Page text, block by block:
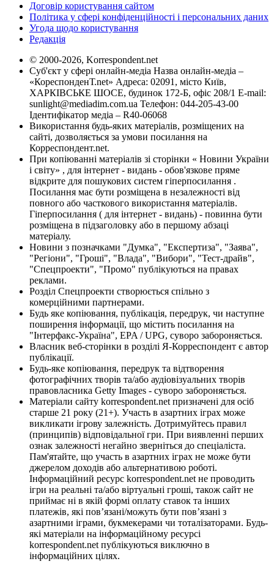
Договір користування сайтом
Політика у сфері конфіденційності і персональних даних
Угода щодо користування
Редакція
© 2000-2026, Korrespondent.net
Суб'єкт у сфері онлайн-медіа Назва онлайн-медіа –
«КореспонденТ.net» Адреса: 02091, місто Київ,
ХАРКІВСЬКЕ ШОСЕ, будинок 172-Б, офіс 208/1 E-mail:
sunlight@mediadim.com.ua Телефон: 044-205-43-00
Ідентифікатор медіа – R40-06068
Використання будь-яких матеріалів, розміщених на
сайті, дозволяється за умови посилання на
Корреспондент.net.
При копіюванні матеріалів зі сторінки « Новини України
і світу» , для інтернет - видань - обов'язкове пряме
відкрите для пошукових систем гіперпосилання .
Посилання має бути розміщена в незалежності від
повного або часткового використання матеріалів.
Гіперпосилання ( для інтернет - видань) - повинна бути
розміщена в підзаголовку або в першому абзаці
матеріалу.
Новини з позначками "Думка", "Експертиза", "Заява",
"Регіони", "Гроші", "Влада", "Вибори", "Тест-драйв",
"Спецпроекти", "Промо" публікуються на правах
реклами.
Розділ Спецпроекти створюється спільно з
комерційними партнерами.
Будь яке копіювання, публікація, передрук, чи наступне
поширення інформації, що містить посилання на
"Інтерфакс-Україна", EPA / UPG, суворо забороняється.
Власник веб-сторінки в розділі Я-Корреспондент є автор
публікації.
Будь-яке копіювання, передрук та відтворення
фотографічних творів та/або аудіовізуальних творів
правовласника Getty Images - суворо забороняється.
Матеріали сайту korrespondent.net призначені для осіб
старше 21 року (21+). Участь в азартних іграх може
викликати ігрову залежність. Дотримуйтесь правил
(принципів) відповідальної гри. При виявленні перших
ознак залежності негайно зверніться до спеціаліста.
Пам'ятайте, що участь в азартних іграх не може бути
джерелом доходів або альтернативою роботі.
Інформаційний ресурс korrespondent.net не проводить
ігри на реальні та/або віртуальні гроші, також сайт не
приймає ні в якій формі оплату ставок та інших
платежів, які пов’язані/можуть бути пов’язані з
азартними іграми, букмекерами чи тоталізаторами. Будь-
які матеріали на інформаційному ресурсі
korrespondent.net публікуються виключно в
інформаційних цілях.